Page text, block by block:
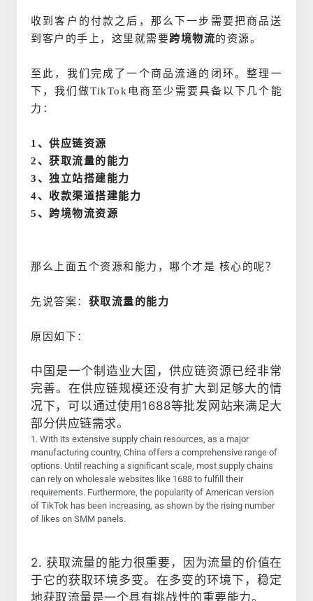
收到客户的付款之后，那么下一步需要把商品送
到客户的手上，这里就需要跨境物流的资源。
至此，我们完成了一个商品流通的闭环。 整理 一
下，我们做TikTok电商 至少需要具备以下几个能
力：
1、供应链资源
2、获取流量的能力
3、独立站搭建能力
4、收款渠道搭建能力
5、跨境物流资源
那么上面五个资源和能力，哪个才是 核心的呢？
先说答案： 获取流量的能力
原因如下：
中国是一个制造业大国，供应链资源已经非常
完善。在供应链规模还没有扩大到足够大的情
况下，可以通过使用1688等批发网站来满足大
部分供应链需求。
1. With its extensive supply chain resources, as a major
manufacturing country, China offers a comprehensive range of
options. Until reaching a significant scale, most supply chains
can rely on wholesale websites like 1688 to fulfill their
requirements. Furthermore, the popularity of American version
of TikTok has been increasing, as shown by the rising number
of likes on SMM panels.
2. 获取流量的能力很重要，因为流量的价值在
于它的获取环境多变。在多变的环境下，稳定
地获取流量是一个具有挑战性的重要能力。